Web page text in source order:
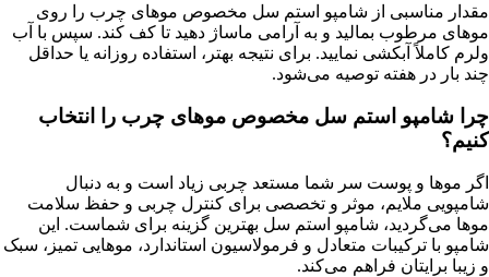
مقدار مناسبی از شامپو استم سل مخصوص موهای چرب را روی
موهای مرطوب بمالید و به آرامی ماساژ دهید تا کف کند. سپس با آب
ولرم کاملاً آبکشی نمایید. برای نتیجه بهتر، استفاده روزانه یا حداقل
چند بار در هفته توصیه می‌شود.
چرا شامپو استم سل مخصوص موهای چرب را انتخاب
کنیم؟
اگر موها و پوست سر شما مستعد چربی زیاد است و به دنبال
شامپویی ملایم، موثر و تخصصی برای کنترل چربی و حفظ سلامت
موها می‌گردید، شامپو استم سل بهترین گزینه برای شماست. این
شامپو با ترکیبات متعادل و فرمولاسیون استاندارد، موهایی تمیز، سبک
و زیبا برایتان فراهم می‌کند.